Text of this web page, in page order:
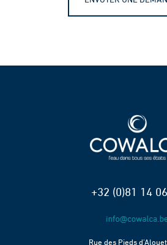
+32 (0)81 14
Rue des Pieds